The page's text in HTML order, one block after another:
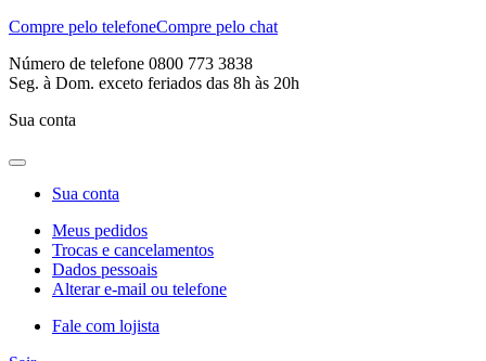
Compre pelo telefoneCompre pelo chat
Número de telefone 0800 773 3838
Seg. à Dom. exceto feriados das 8h às 20h
Sua conta
Sua conta
Meus pedidos
Trocas e cancelamentos
Dados pessoais
Alterar e-mail ou telefone
Fale com lojista